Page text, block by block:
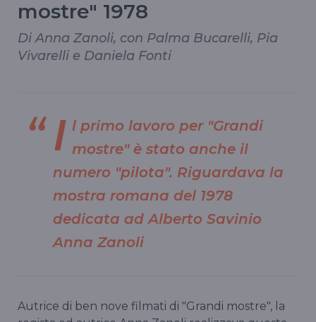
mostre" 1978
Di Anna Zanoli, con Palma Bucarelli, Pia
Vivarelli e Daniela Fonti
I l primo lavoro per "Grandi
mostre" è stato anche il
numero "pilota". Riguardava la
mostra romana del 1978
dedicata ad Alberto Savinio
Anna Zanoli
Autrice di ben nove filmati di "Grandi mostre", la